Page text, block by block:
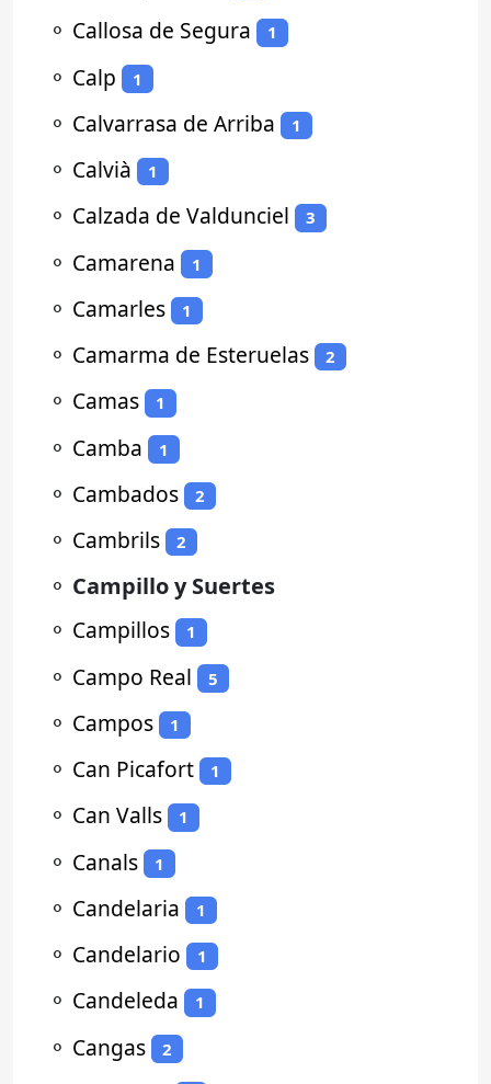
⚬ Callosa de Segura 1
⚬ Calp 1
⚬ Calvarrasa de Arriba 1
⚬ Calvià 1
⚬ Calzada de Valdunciel 3
⚬ Camarena 1
⚬ Camarles 1
⚬ Camarma de Esteruelas 2
⚬ Camas 1
⚬ Camba 1
⚬ Cambados 2
⚬ Cambrils 2
⚬ Campillo y Suertes
⚬ Campillos 1
⚬ Campo Real 5
⚬ Campos 1
⚬ Can Picafort 1
⚬ Can Valls 1
⚬ Canals 1
⚬ Candelaria 1
⚬ Candelario 1
⚬ Candeleda 1
⚬ Cangas 2